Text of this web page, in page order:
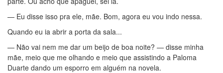
— Eu disse isso pra ele, mãe. Bom, agora eu vou indo nessa.
Quando eu ia abrir a porta da sala...
— Não vai nem me dar um beijo de boa noite? — disse minha
mãe, meio que me olhando e meio que assistindo a Paloma
Duarte dando um esporro em alguém na novela.